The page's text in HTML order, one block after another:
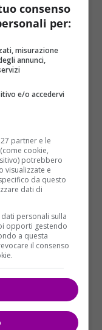
dei tre
sempre
degli
omicidio
scorso per
presenza di un
consenso
per:
misurazione
annunci,
e/o accedervi
partner e le
cookie,
potrebbero
visualizzate e
da questo
dati di
personali sulla
opporti gestendo
a questa
il consenso